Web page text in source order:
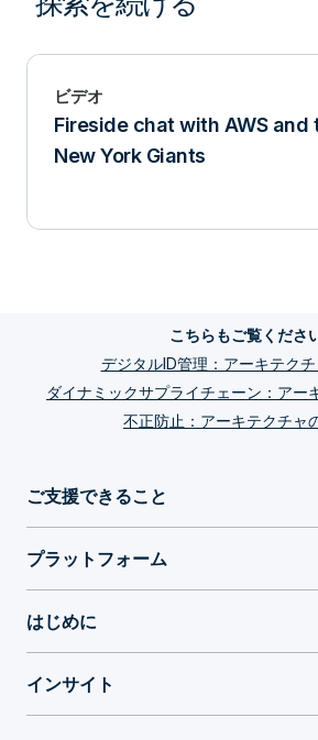
ビデオ
Fireside chat with AWS and
New York Giants
こちらもご覧くださ
デジタルID管理：アーキテク
ダイナミックサプライチェーン：アー
不正防止：アーキテクチャ
ご支援できること
プラットフォーム
はじめに
インサイト